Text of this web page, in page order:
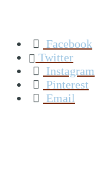
Facebook
Twitter
Instagram
Pinterest
Email